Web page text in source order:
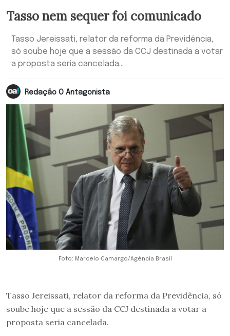
Tasso nem sequer foi comunicado
Tasso Jereissati, relator da reforma da Previdência,
só soube hoje que a sessão da CCJ destinada a votar
a proposta seria cancelada...
Redação O Antagonista
Foto: Marcelo Camargo/Agência Brasil
Tasso Jereissati, relator da reforma da Previdência, só
soube hoje que a sessão da CCJ destinada a votar a
proposta seria cancelada.